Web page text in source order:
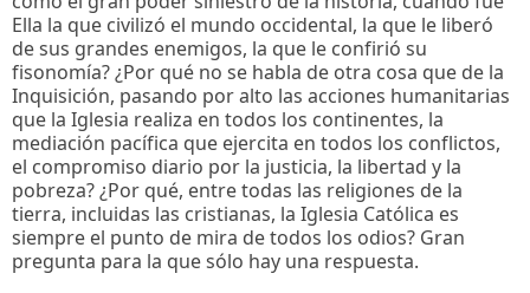
Ella la que civilizó el mundo occidental, la que le liberó
de sus grandes enemigos, la que le confirió su
fisonomía? ¿Por qué no se habla de otra cosa que de la
Inquisición, pasando por alto las acciones humanitarias
que la Iglesia realiza en todos los continentes, la
mediación pacífica que ejercita en todos los conflictos,
el compromiso diario por la justicia, la libertad y la
pobreza? ¿Por qué, entre todas las religiones de la
tierra, incluidas las cristianas, la Iglesia Católica es
siempre el punto de mira de todos los odios? Gran
pregunta para la que sólo hay una respuesta.